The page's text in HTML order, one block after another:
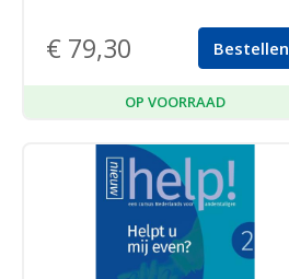
€ 79,30 Bestellen
OP VOORRAAD